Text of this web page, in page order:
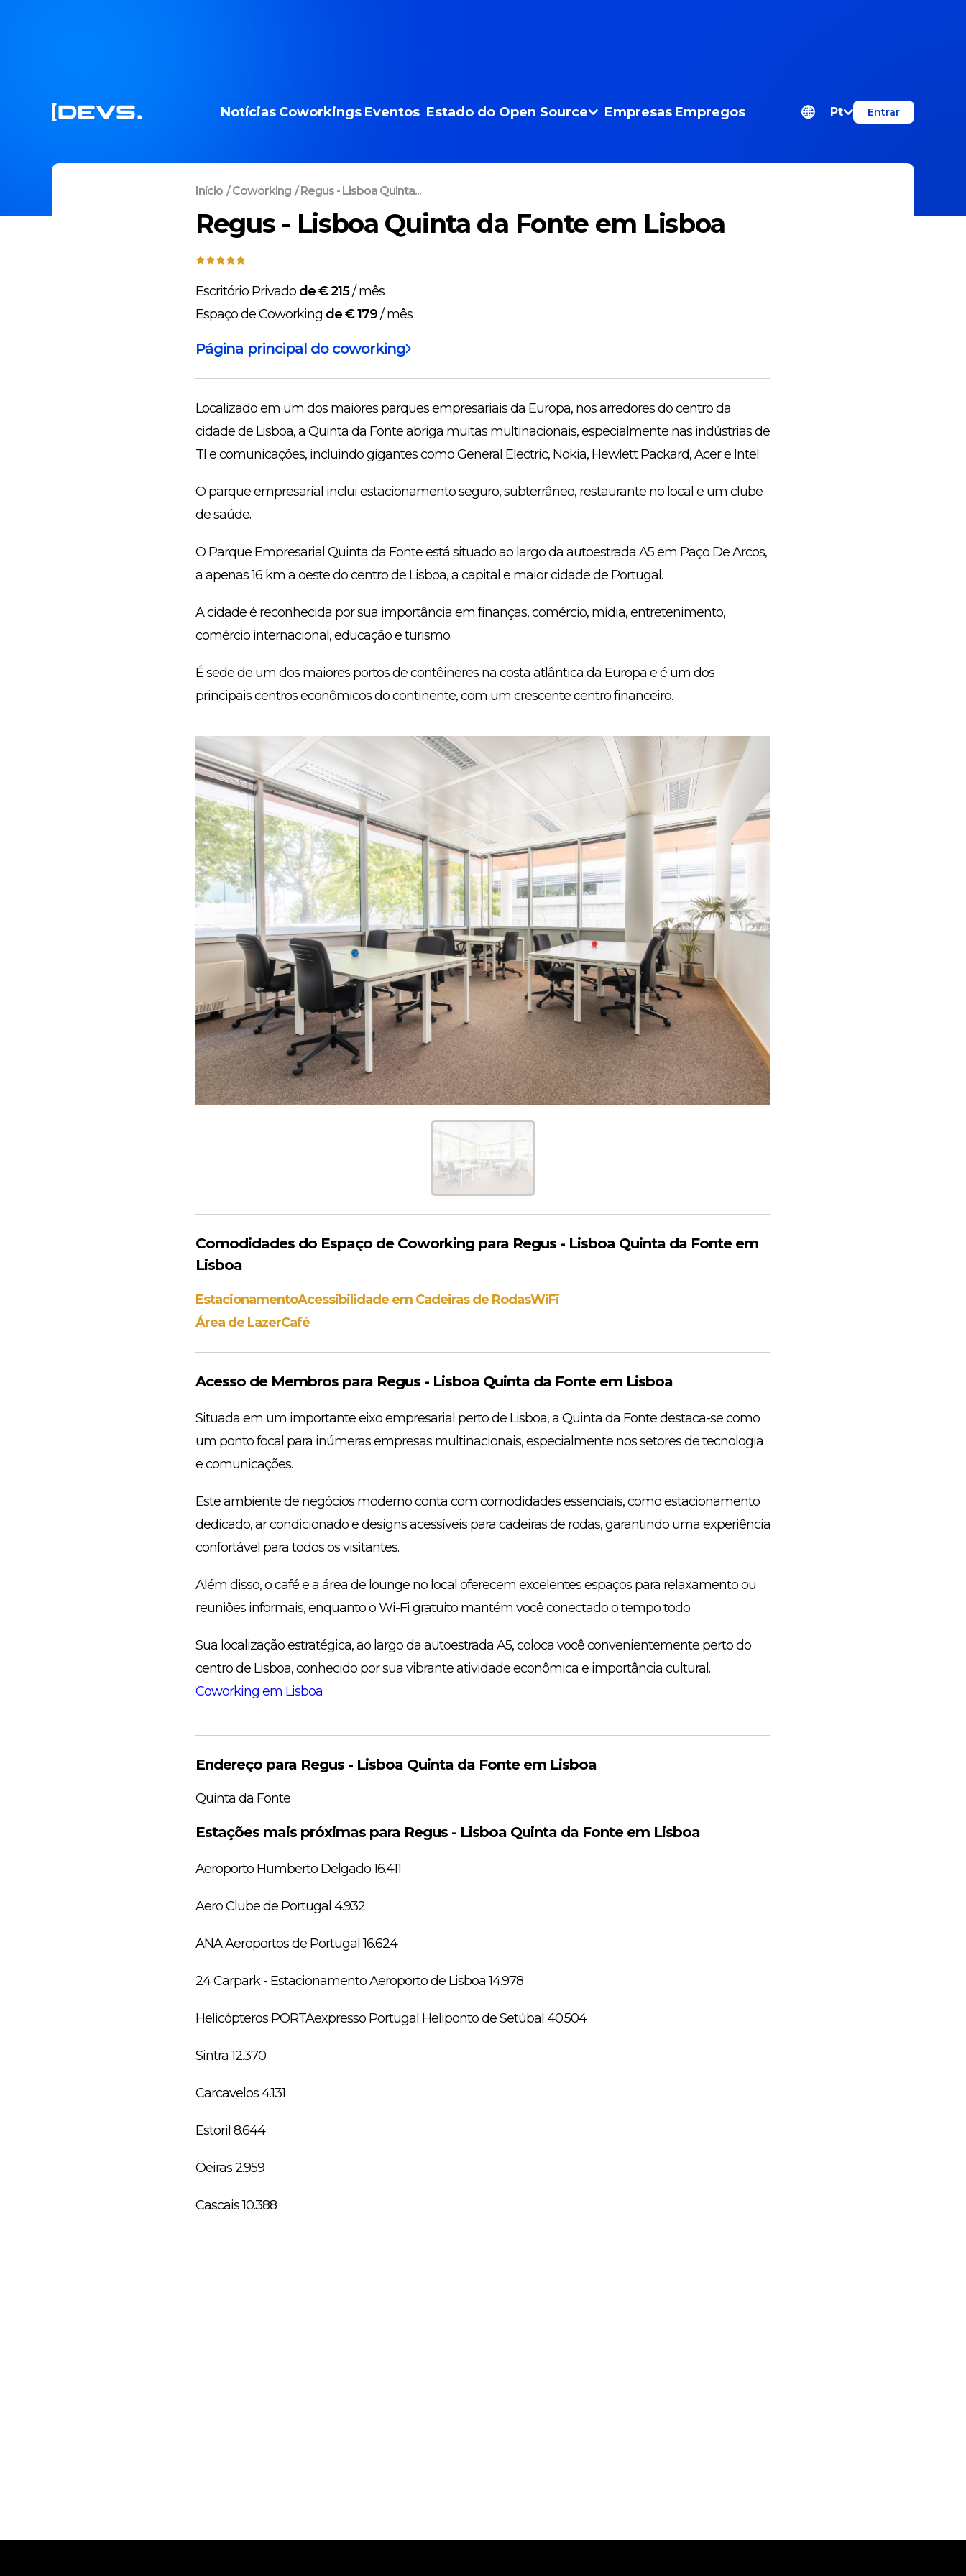
Notícias Coworkings Eventos Estado do Open Source Empresas Empregos Pt Entrar
Início /Coworking / Regus - Lisboa Quinta...
Regus - Lisboa Quinta da Fonte em Lisboa
Escritório Privado de € 215/mês
Espaço de Coworking de € 179/mês
Página principal do coworking
Localizado em um dos maiores parques empresariais da Europa, nos arredores do centro da
cidade de Lisboa, a Quinta da Fonte abriga muitas multinacionais, especialmente nas indústrias de
TI e comunicações, incluindo gigantes como General Electric, Nokia, Hewlett Packard, Acer e Intel.
O parque empresarial inclui estacionamento seguro, subterrâneo, restaurante no local e um clube
de saúde.
O Parque Empresarial Quinta da Fonte está situado ao largo da autoestrada A5 em Paço De Arcos,
a apenas 16 km a oeste do centro de Lisboa, a capital e maior cidade de Portugal.
A cidade é reconhecida por sua importância em finanças, comércio, mídia, entretenimento,
comércio internacional, educação e turismo.
É sede de um dos maiores portos de contêineres na costa atlântica da Europa e é um dos
principais centros econômicos do continente, com um crescente centro financeiro.
Comodidades do Espaço de Coworking para Regus - Lisboa Quinta da Fonte em
Lisboa
EstacionamentoAcessibilidade em Cadeiras de RodasWiFi
Área de LazerCafé
Acesso de Membros para Regus - Lisboa Quinta da Fonte em Lisboa
Situada em um importante eixo empresarial perto de Lisboa, a Quinta da Fonte destaca-se como
um ponto focal para inúmeras empresas multinacionais, especialmente nos setores de tecnologia
e comunicações.
Este ambiente de negócios moderno conta com comodidades essenciais, como estacionamento
dedicado, ar condicionado e designs acessíveis para cadeiras de rodas, garantindo uma experiência
confortável para todos os visitantes.
Além disso, o café e a área de lounge no local oferecem excelentes espaços para relaxamento ou
reuniões informais, enquanto o Wi-Fi gratuito mantém você conectado o tempo todo.
Sua localização estratégica, ao largo da autoestrada A5, coloca você convenientemente perto do
centro de Lisboa, conhecido por sua vibrante atividade econômica e importância cultural.
Coworking em Lisboa
Endereço para Regus - Lisboa Quinta da Fonte em Lisboa
Quinta da Fonte
Estações mais próximas para Regus - Lisboa Quinta da Fonte em Lisboa
Aeroporto Humberto Delgado 16.411
Aero Clube de Portugal 4.932
ANA Aeroportos de Portugal 16.624
24 Carpark - Estacionamento Aeroporto de Lisboa 14.978
Helicópteros PORTAexpresso Portugal Heliponto de Setúbal 40.504
Sintra 12.370
Carcavelos 4.131
Estoril 8.644
Oeiras 2.959
Cascais 10.388